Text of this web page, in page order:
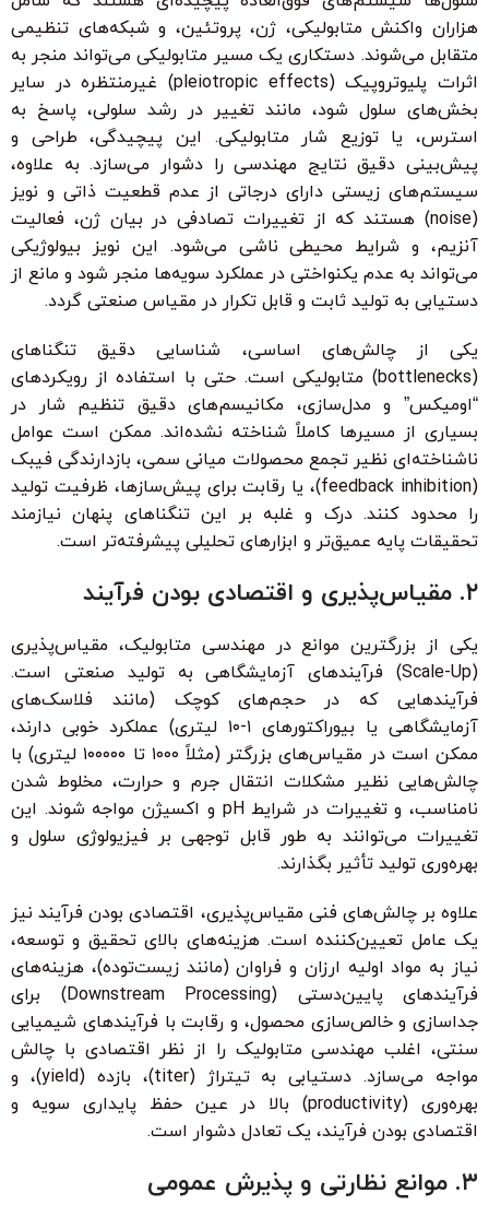
هزاران واکنش متابولیکی، ژن، پروتئین، و شبکه‌های تنظیمی
متقابل می‌شوند. دستکاری یک مسیر متابولیکی می‌تواند منجر به
اثرات پلیوتروپیک (pleiotropic effects) غیرمنتظره در سایر
بخش‌های سلول شود، مانند تغییر در رشد سلولی، پاسخ به
استرس، یا توزیع شار متابولیکی. این پیچیدگی، طراحی و
پیش‌بینی دقیق نتایج مهندسی را دشوار می‌سازد. به علاوه،
سیستم‌های زیستی دارای درجاتی از عدم قطعیت ذاتی و نویز
(noise) هستند که از تغییرات تصادفی در بیان ژن، فعالیت
آنزیم، و شرایط محیطی ناشی می‌شود. این نویز بیولوژیکی
می‌تواند به عدم یکنواختی در عملکرد سویه‌ها منجر شود و مانع از
دستیابی به تولید ثابت و قابل تکرار در مقیاس صنعتی گردد.
یکی از چالش‌های اساسی، شناسایی دقیق تنگناهای
(bottlenecks) متابولیکی است. حتی با استفاده از رویکردهای
“اومیکس” و مدل‌سازی، مکانیسم‌های دقیق تنظیم شار در
بسیاری از مسیرها کاملاً شناخته نشده‌اند. ممکن است عوامل
ناشناخته‌ای نظیر تجمع محصولات میانی سمی، بازدارندگی فیبک
(feedback inhibition)، یا رقابت برای پیش‌سازها، ظرفیت تولید
را محدود کنند. درک و غلبه بر این تنگناهای پنهان نیازمند
تحقیقات پایه عمیق‌تر و ابزارهای تحلیلی پیشرفته‌تر است.
۲. مقیاس‌پذیری و اقتصادی بودن فرآیند
یکی از بزرگترین موانع در مهندسی متابولیک، مقیاس‌پذیری
(Scale-Up) فرآیندهای آزمایشگاهی به تولید صنعتی است.
فرآیندهایی که در حجم‌های کوچک (مانند فلاسک‌های
آزمایشگاهی یا بیوراکتورهای ۱-۱۰ لیتری) عملکرد خوبی دارند،
ممکن است در مقیاس‌های بزرگتر (مثلاً ۱۰۰۰ تا ۱۰۰۰۰۰ لیتری) با
چالش‌هایی نظیر مشکلات انتقال جرم و حرارت، مخلوط شدن
نامناسب، و تغییرات در شرایط pH و اکسیژن مواجه شوند. این
تغییرات می‌توانند به طور قابل توجهی بر فیزیولوژی سلول و
بهره‌وری تولید تأثیر بگذارند.
علاوه بر چالش‌های فنی مقیاس‌پذیری، اقتصادی بودن فرآیند نیز
یک عامل تعیین‌کننده است. هزینه‌های بالای تحقیق و توسعه،
نیاز به مواد اولیه ارزان و فراوان (مانند زیست‌توده)، هزینه‌های
فرآیندهای پایین‌دستی (Downstream Processing) برای
جداسازی و خالص‌سازی محصول، و رقابت با فرآیندهای شیمیایی
سنتی، اغلب مهندسی متابولیک را از نظر اقتصادی با چالش
مواجه می‌سازد. دستیابی به تیتراژ (titer)، بازده (yield)، و
بهره‌وری (productivity) بالا در عین حفظ پایداری سویه و
اقتصادی بودن فرآیند، یک تعادل دشوار است.
۳. موانع نظارتی و پذیرش عمومی